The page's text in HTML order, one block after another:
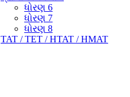
ધોરણ 6
ધોરણ 7
ધોરણ 8
TAT / TET / HTAT / HMAT